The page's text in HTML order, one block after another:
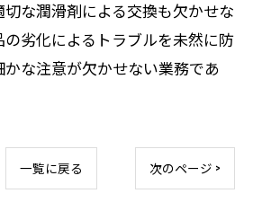
な潤滑剤による交換も欠かせな
劣化によるトラブルを未然に防
な注意が欠かせない業務であ
一覧に戻る 次のページ >